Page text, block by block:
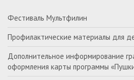
Фестиваль Мультфилин
Профилактические материалы для
Дополнительное информирование
оформления карты программы